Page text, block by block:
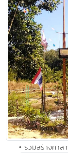
• รวมสร้างศาล